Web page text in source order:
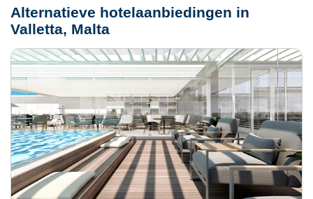
Alternatieve hotelaanbiedingen in
Valletta, Malta